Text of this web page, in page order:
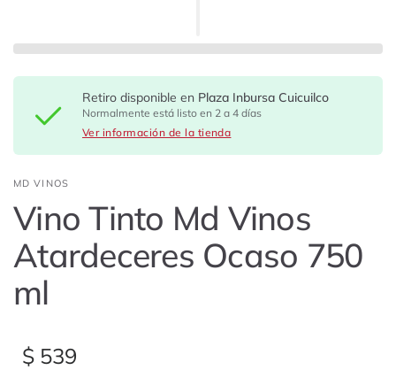
Retiro disponible en Plaza Inbursa Cuicuilco
Normalmente está listo en 2 a 4 días
Ver información de la tienda
MD VINOS
Vino Tinto Md Vinos
Atardeceres Ocaso 750
ml
$ 539